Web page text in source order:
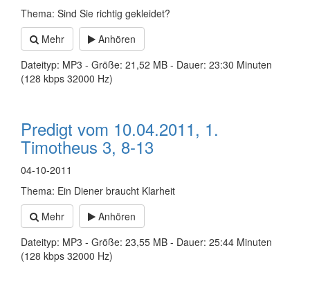
Thema: Sind Sie richtig gekleidet?
Mehr
Anhören
Dateityp: MP3 - Größe: 21,52 MB - Dauer: 23:30 Minuten
(128 kbps 32000 Hz)
Predigt vom 10.04.2011, 1.
Timotheus 3, 8-13
04-10-2011
Thema: Ein Diener braucht Klarheit
Mehr
Anhören
Dateityp: MP3 - Größe: 23,55 MB - Dauer: 25:44 Minuten
(128 kbps 32000 Hz)